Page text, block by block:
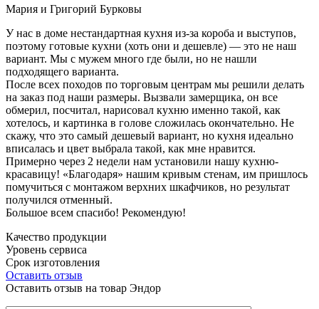
Мария и Григорий Бурковы
У нас в доме нестандартная кухня из-за короба и выступов,
поэтому готовые кухни (хоть они и дешевле) — это не наш
вариант. Мы с мужем много где были, но не нашли
подходящего варианта.
После всех походов по торговым центрам мы решили делать
на заказ под наши размеры. Вызвали замерщика, он все
обмерил, посчитал, нарисовал кухню именно такой, как
хотелось, и картинка в голове сложилась окончательно. Не
скажу, что это самый дешевый вариант, но кухня идеально
вписалась и цвет выбрала такой, как мне нравится.
Примерно через 2 недели нам установили нашу кухню-
красавицу! «Благодаря» нашим кривым стенам, им пришлось
помучиться с монтажом верхних шкафчиков, но результат
получился отменный.
Большое всем спасибо! Рекомендую!
Качество продукции
Уровень сервиса
Срок изготовления
Оставить отзыв
Оставить отзыв на товар Эндор